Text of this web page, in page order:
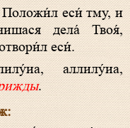
дела́ Твоя́,
еси́.
.